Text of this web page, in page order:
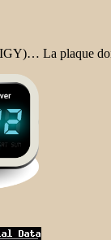
La plaque